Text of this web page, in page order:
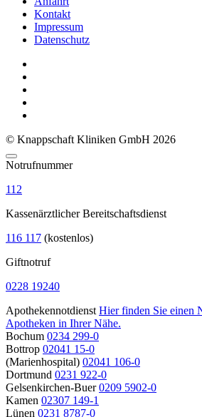
Kontakt
Impressum
Datenschutz
© Knappschaft Kliniken GmbH 2026
Notrufnummer
112
Kassenärztlicher Bereitschaftsdienst
116 117 (kostenlos)
Giftnotruf
0228 19240
Apothekennotdienst Hier finden Sie einen
Apotheken in Ihrer Nähe.
Bochum 0234 299-0
Bottrop 02041 15-0
(Marienhospital) 02041 106-0
Dortmund 0231 922-0
Gelsenkirchen-Buer 0209 5902-0
Kamen 02307 149-1
Lünen 0231 8787-0